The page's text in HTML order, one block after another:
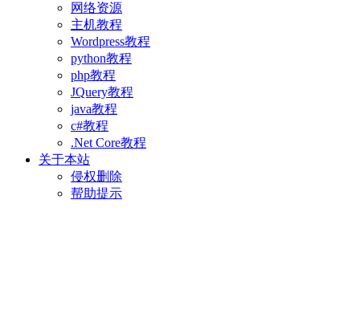
网络资源
主机教程
Wordpress教程
python教程
php教程
JQuery教程
java教程
c#教程
.Net Core教程
关于本站
侵权删除
帮助提示